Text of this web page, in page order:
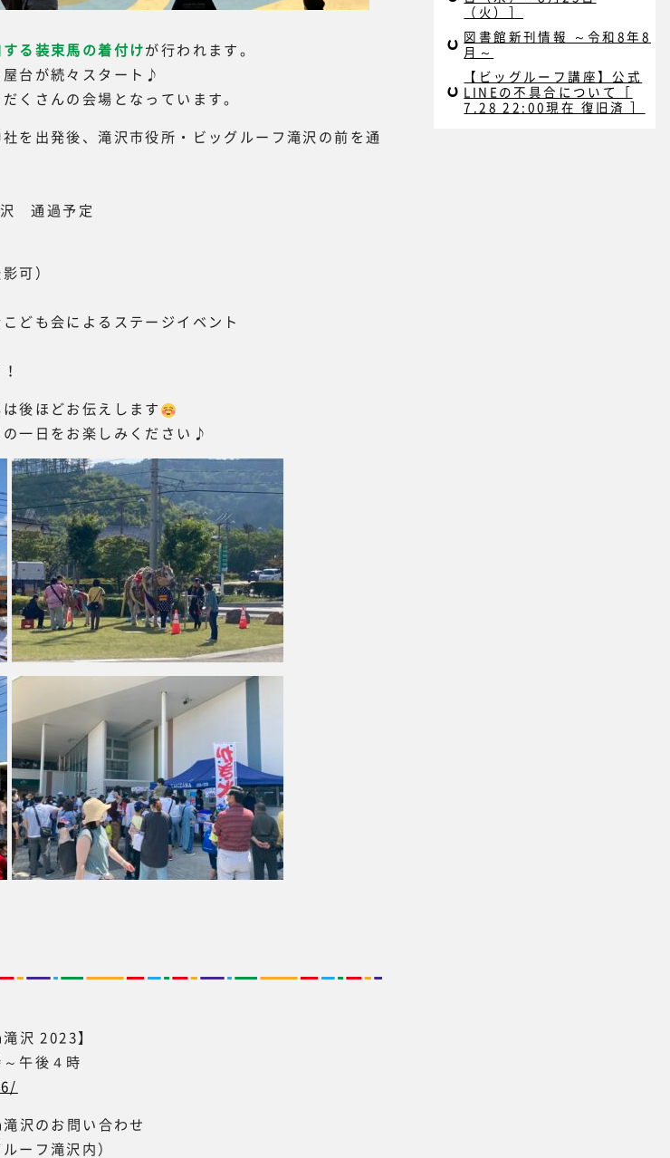
る装束馬の着付けが行われます。
屋台が続々スタート♪
くさんの会場となっています。
を出発後、滝沢市役所・ビッグルーフ滝沢の前を通
通過予定
可）
ども会によるステージイベント
後ほどお伝えします
一日をお楽しみください♪
沢 2023】
午後４時
沢のお問い合わせ
ーフ滝沢内）
（火）］
図書館新刊情報 ～令和8年8
月～
【ビッグルーフ講座】公式
LINEの不具合について［
7.28 22:00現在 復旧済 ］